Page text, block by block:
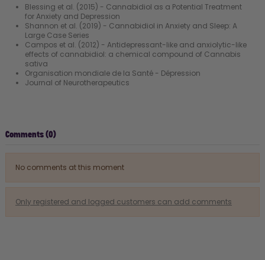
Blessing et al. (2015) - Cannabidiol as a Potential Treatment
for Anxiety and Depression
Shannon et al. (2019) - Cannabidiol in Anxiety and Sleep: A
Large Case Series
Campos et al. (2012) - Antidepressant-like and anxiolytic-like
effects of cannabidiol: a chemical compound of Cannabis
sativa
Organisation mondiale de la Santé - Dépression
Journal of Neurotherapeutics
Comments (0)
No comments at this moment
Only registered and logged customers can add comments